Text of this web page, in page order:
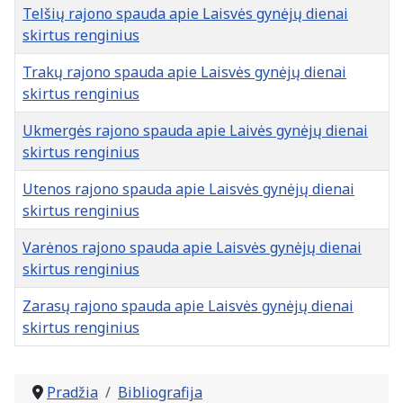
Telšių rajono spauda apie Laisvės gynėjų dienai
skirtus renginius
Trakų rajono spauda apie Laisvės gynėjų dienai
skirtus renginius
Ukmergės rajono spauda apie Laivės gynėjų dienai
skirtus renginius
Utenos rajono spauda apie Laisvės gynėjų dienai
skirtus renginius
Varėnos rajono spauda apie Laisvės gynėjų dienai
skirtus renginius
Zarasų rajono spauda apie Laisvės gynėjų dienai
skirtus renginius
Pradžia
Bibliografija